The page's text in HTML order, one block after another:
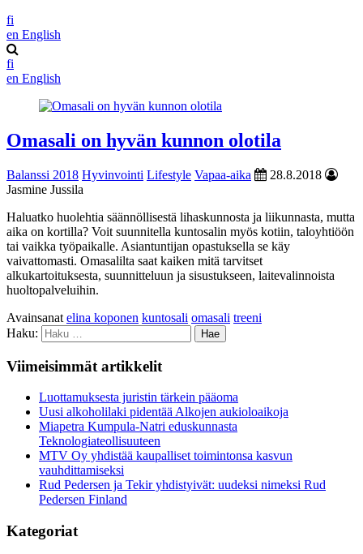
fi
en English
fi
en English
Omasali on hyvän kunnon olotila
Balanssi 2018 Hyvinvointi Lifestyle Vapaa-aika
28.8.2018
Jasmine Jussila
Haluatko huolehtia säännöllisestä lihaskunnosta ja liikunnasta, mutta
aika on kortilla? Voit suunnitella kuntosalin myös kotiin, taloyhtiöön
tai vaikka työpaikalle. Asiantuntijan opastuksella se käy
vaivattomasti. Omasalilta saat kaiken mitä tarvitset
alkukartoituksesta, suunnitteluun ja sisustukseen, laitevalinnoista
huoltopalveluihin.
Avainsanat elina koponen kuntosali omasali treeni
Haku:
Viimeisimmät artikkelit
Luottamuksesta juristin tärkein pääoma
Uusi alkoholilaki pidentää Alkojen aukioloaikoja
Miapetra Kumpula-Natri eduskunnasta
Teknologiateollisuuteen
MTV Oy yhdistää kaupalliset toimintonsa kasvun
vauhdittamiseksi
Rud Pedersen ja Tekir yhdistyivät: uudeksi nimeksi Rud
Pedersen Finland
Kategoriat